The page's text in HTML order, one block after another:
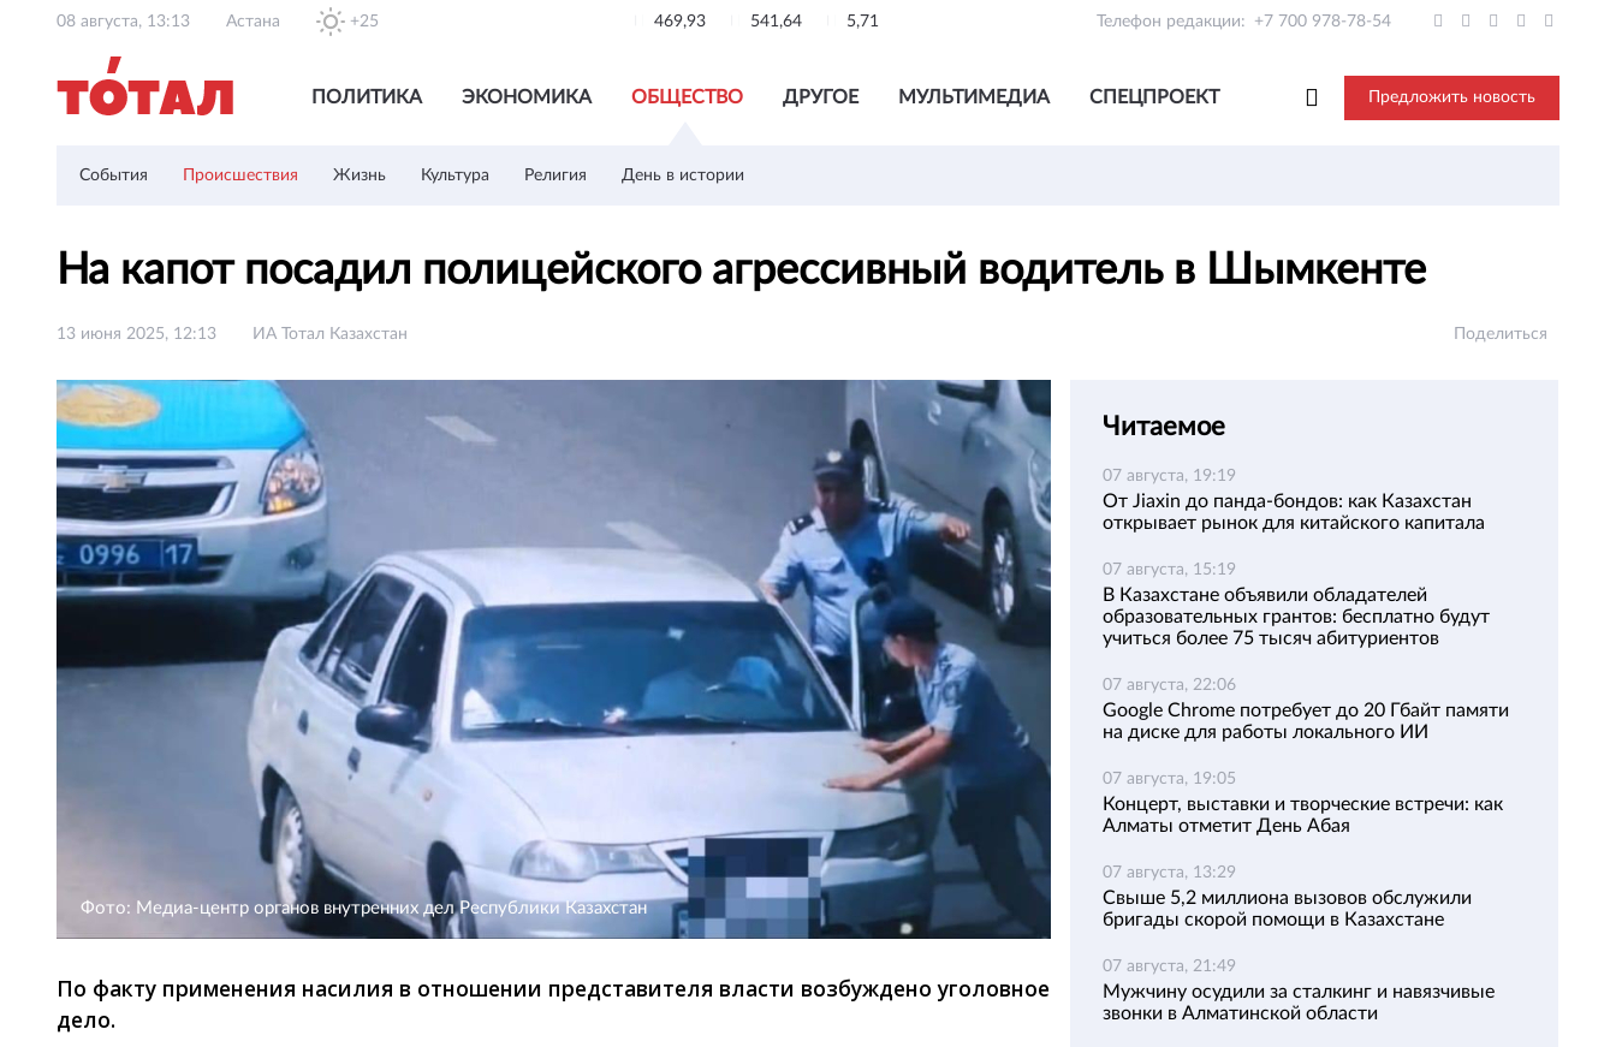
08 августа, 13:13 Астана +25 469,93 541,64 5,71 Телефон редакции: +7 700 978-78-54
ПОЛИТИКА ЭКОНОМИКА ОБЩЕСТВО ДРУГОЕ МУЛЬТИМЕДИА СПЕЦПРОЕКТ Предложить новость
События Происшествия Жизнь Культура Религия День в истории
На капот посадил полицейского агрессивный водитель в Шымкенте
13 июня 2025, 12:13 ИА Тотал Казахстан Поделиться
Фото: Медиа-центр органов внутренних дел Республики Казахстан
По факту применения насилия в отношении представителя власти возбуждено уголовное
дело.
Читаемое
07 августа, 19:19
От Jiaxin до панда-бондов: как Казахстан
открывает рынок для китайского капитала
07 августа, 15:19
В Казахстане объявили обладателей
образовательных грантов: бесплатно будут
учиться более 75 тысяч абитуриентов
07 августа, 22:06
Google Chrome потребует до 20 Гбайт памяти
на диске для работы локального ИИ
07 августа, 19:05
Концерт, выставки и творческие встречи: как
Алматы отметит День Абая
07 августа, 13:29
Свыше 5,2 миллиона вызовов обслужили
бригады скорой помощи в Казахстане
07 августа, 21:49
Мужчину осудили за сталкинг и навязчивые
звонки в Алматинской области